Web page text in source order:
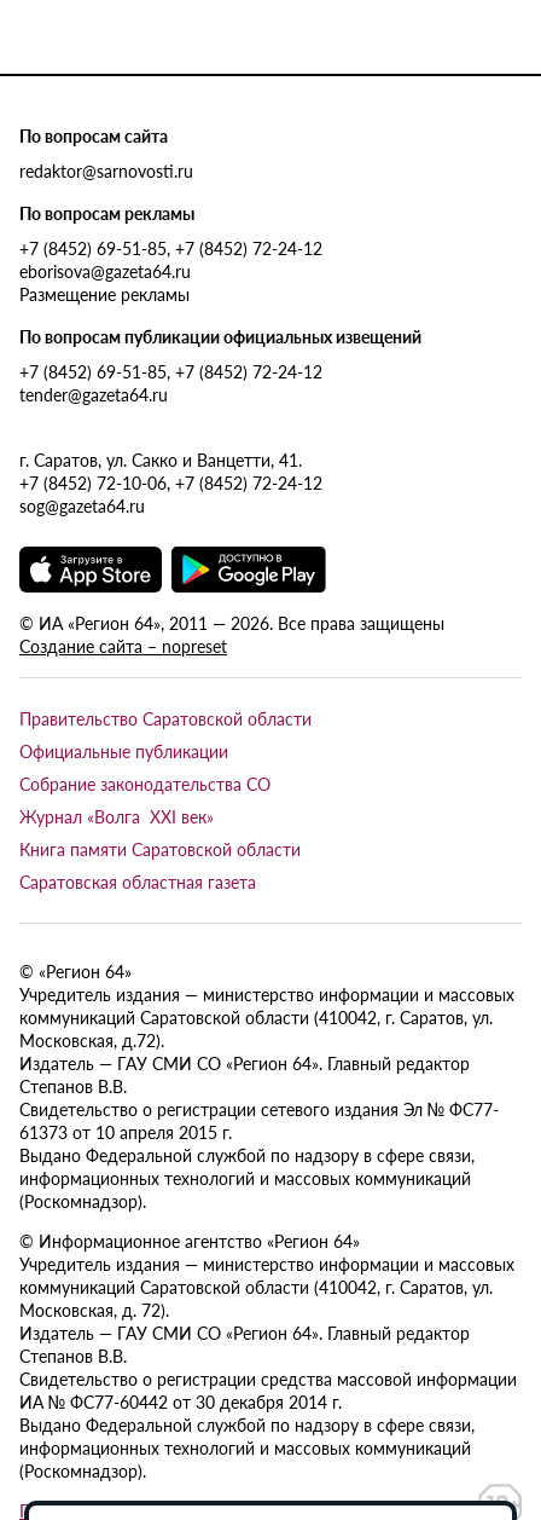
По вопросам сайта
redaktor@sarnovosti.ru
По вопросам рекламы
+7 (8452) 69-51-85, +7 (8452) 72-24-12
eborisova@gazeta64.ru
Размещение рекламы
По вопросам публикации официальных извещений
+7 (8452) 69-51-85, +7 (8452) 72-24-12
tender@gazeta64.ru
г. Саратов, ул. Сакко и Ванцетти, 41.
+7 (8452) 72-10-06, +7 (8452) 72-24-12
sog@gazeta64.ru
© ИА «Регион 64», 2011 — 2026. Все права защищены
Создание сайта – nopreset
Правительство Саратовской области
Официальные публикации
Собрание законодательства СО
Журнал «Волга XXI век»
Книга памяти Саратовской области
Саратовская областная газета
© «Регион 64»
Учредитель издания — министерство информации и массовых
коммуникаций Саратовской области (410042, г. Саратов, ул.
Московская, д.72).
Издатель — ГАУ СМИ СО «Регион 64». Главный редактор
Степанов В.В.
Свидетельство о регистрации сетевого издания Эл № ФС77-
61373 от 10 апреля 2015 г.
Выдано Федеральной службой по надзору в сфере связи,
информационных технологий и массовых коммуникаций
(Роскомнадзор).
© Информационное агентство «Регион 64»
Учредитель издания — министерство информации и массовых
коммуникаций Саратовской области (410042, г. Саратов, ул.
Московская, д. 72).
Издатель — ГАУ СМИ СО «Регион 64». Главный редактор
Степанов В.В.
Свидетельство о регистрации средства массовой информации
ИА № ФС77-60442 от 30 декабря 2014 г.
Выдано Федеральной службой по надзору в сфере связи,
информационных технологий и массовых коммуникаций
(Роскомнадзор).
Политика в отношении обработки персональных данных